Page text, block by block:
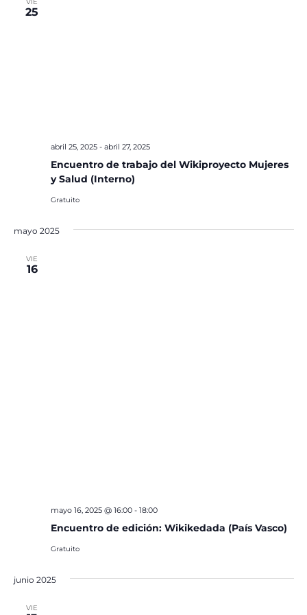
25
Encuentro de trabajo del Wikiproyecto Mujeres
y Salud (Interno)
abril 25, 2025- abril 27, 2025
Gratuito
mayo 2025
VIE
16
Encuentro de edición: Wikikedada (País Vasco)
mayo 16, 2025 @ 16:00- 18:00
Gratuito
junio 2025
VIE